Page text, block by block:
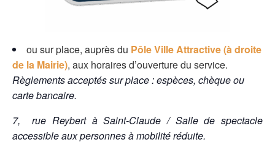
ou sur place, auprès du Pôle Ville Attractive (à droite
de la Mairie), aux horaires d’ouverture du service.
Règlements acceptés sur place : espèces, chèque ou
carte bancaire.
7, rue Reybert à Saint-Claude / Salle de spectacle
accessible aux personnes à mobilité réduite.